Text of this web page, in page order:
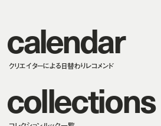
calendar
クリエイターによる日替わりレコメンド
collections